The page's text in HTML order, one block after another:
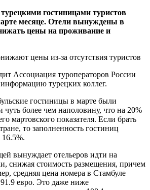
гостиницами туристов
месяце. Отели вынуждены в
цены на проживание и
Ассоциация туроператоров России
турецких коллег.
гостиницы в марте были
чуть более чем наполовину, что на 20%
мартовского показателя. Если брать
то заполненность гостиниц
16.5%.
вынуждает отельеров идти на
снижая стоимость размещения, причем
средняя цена номера в Стамбуле
евро. Это даже ниже